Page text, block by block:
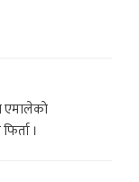
एमालेकाे
।